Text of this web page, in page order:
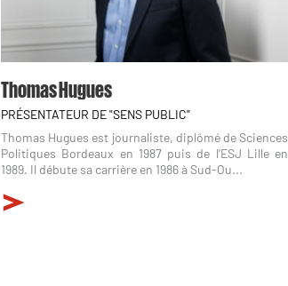
Thomas Hugues
PRÉSENTATEUR DE "SENS PUBLIC"
Thomas Hugues est journaliste, diplômé de Sciences
Politiques Bordeaux en 1987 puis de l’ESJ Lille en
1989. Il débute sa carrière en 1986 à Sud-Ou...